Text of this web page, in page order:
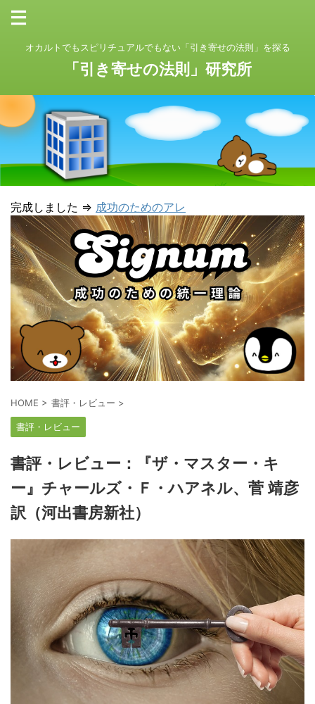
オカルトでもスピリチュアルでもない「引き寄せの法則」を探る
「引き寄せの法則」研究所
完成しました ⇒ 成功のためのアレ
HOME > 書評・レビュー >
書評・レビュー
書評・レビュー：『ザ・マスター・キ
ー』チャールズ・Ｆ・ハアネル、菅 靖彦
訳（河出書房新社）